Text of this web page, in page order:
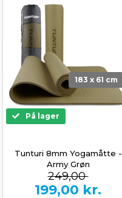
183 x 61 cm
På lager
Tunturi 8mm Yogamåtte -
Army Grøn
249,00
199,00 kr.